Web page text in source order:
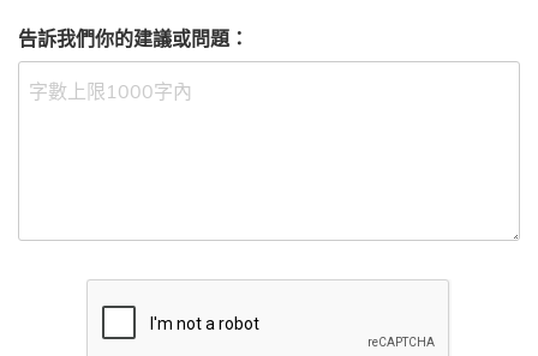
告訴我們你的建議或問題：